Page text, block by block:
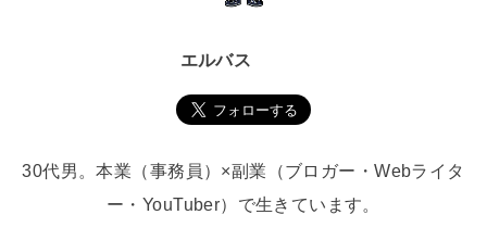
エルバス
30代男。本業（事務員）×副業（ブロガー・Webライタ
ー・YouTuber）で生きています。